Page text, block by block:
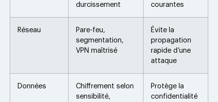
durcissement
courantes
Réseau
Pare-feu,
segmentation,
VPN maîtrisé
Évite la
propagation
rapide d’une
attaque
Données
Chiffrement selon
sensibilité,
Protège la
confidentialité